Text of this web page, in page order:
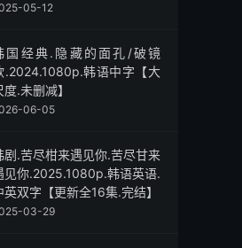
05-12
国经典.隐藏的面孔/破镜
.2024.1080p.韩语中字【大
度.未删减】
06-05
剧.苦尽柑来遇见你.苦尽甘来
见你.2025.1080p.韩语英语.
英双字【更新全16集.完结】
03-29